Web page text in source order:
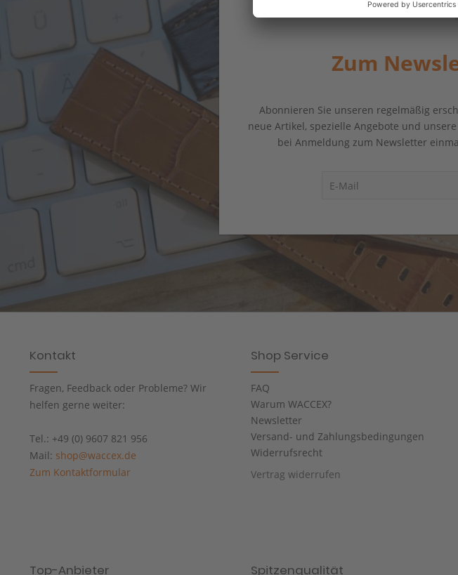
Zum
Abonnieren Sie unseren regelmäßig
neue Artikel, spezielle Angebote und
bei Anmeldung zum Newsletter
Kontakt
Fragen, Feedback oder Probleme? Wir
helfen gerne weiter:
Tel.: +49 (0) 9607 821 956
Mail: shop@waccex.de
Zum Kontaktformular
Shop Service
FAQ
Warum WACCEX?
Newsletter
Versand- und Zahlungsbedingungen
Widerrufsrecht
Vertrag widerrufen
Top-Anbieter Spitzenqualität